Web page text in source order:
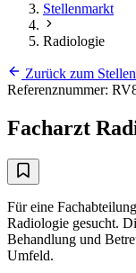
Stellenmarkt
Radiologie
Zurück zum
Referenznummer:
Facharzt
Für eine
Radiologie gesucht.
Behandlung und
Umfeld.